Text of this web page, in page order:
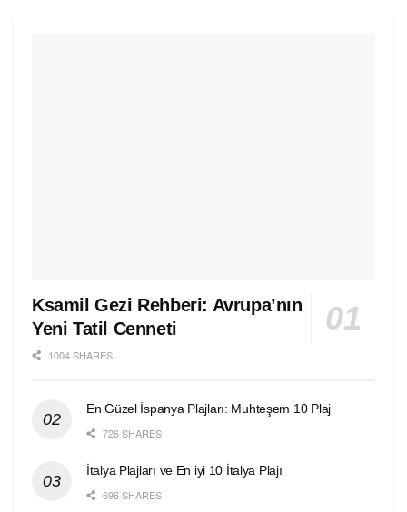
Ksamil Gezi Rehberi: Avrupa’nın
Yeni Tatil Cenneti
1004 SHARES
En Güzel İspanya Plajları: Muhteşem 10 Plaj
726 SHARES
İtalya Plajları ve En iyi 10 İtalya Plajı
696 SHARES